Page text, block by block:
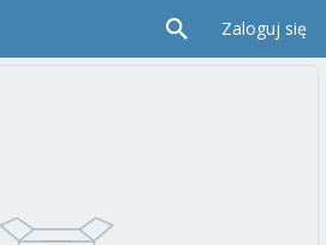
Zaloguj się